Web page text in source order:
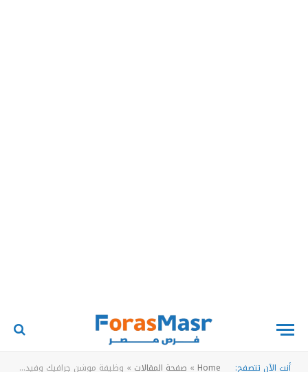
أنت الآن تتصفح: Home
» صفحة المقالات » وظيفة موشن جرافيك وفيديو إديتر حديث التخرج – الدقي – الجيزة